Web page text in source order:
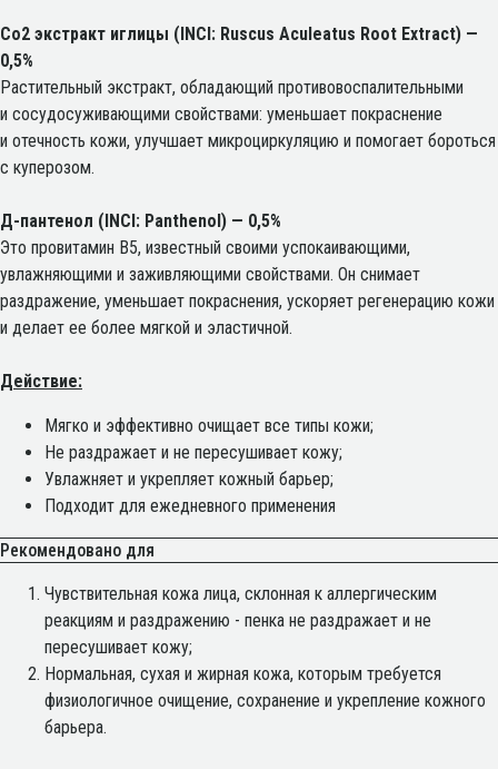
Со2 экстракт иглицы (INCI: Ruscus Aculeatus Root Extract) —
0,5%
Растительный экстракт, обладающий противовоспалительными
и сосудосуживающими свойствами: уменьшает покраснение
и отечность кожи, улучшает микроциркуляцию и помогает бороться
с куперозом.
Д-пантенол (INCI: Panthenol) — 0,5%
Это провитамин B5, известный своими успокаивающими,
увлажняющими и заживляющими свойствами. Он снимает
раздражение, уменьшает покраснения, ускоряет регенерацию кожи
и делает ее более мягкой и эластичной.
Действие:
Мягко и эффективно очищает все типы кожи;
Не раздражает и не пересушивает кожу;
Увлажняет и укрепляет кожный барьер;
Подходит для ежедневного применения
Рекомендовано для
Чувствительная кожа лица, склонная к аллергическим
реакциям и раздражению - пенка не раздражает и не
пересушивает кожу;
Нормальная, сухая и жирная кожа, которым требуется
физиологичное очищение, сохранение и укрепление кожного
барьера.